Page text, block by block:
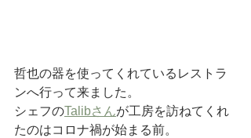
哲也の器を使ってくれているレストラ
ンへ行って来ました。
シェフのTalibさんが工房を訪ねてくれ
たのはコロナ禍が始まる前。